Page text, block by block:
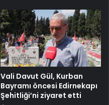
Vali Davut Gül, Kurban
Bayramı öncesi Edirnekapı
Şehitliği’ni ziyaret etti